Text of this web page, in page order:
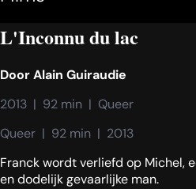
L'Inconnu du lac
DoorAlain Guiraudie
2013  |  92 min  |  Queer
Queer  |  92 min  |  2013
Franck wordt verliefd op Michel,
en dodelijk gevaarlijke man.